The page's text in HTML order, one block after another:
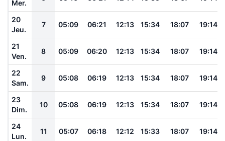
Mer.
20
Jeu.
7 05:09 06:21 12:13 15:34 18:07 19:14
21
Ven.
8 05:09 06:20 12:13 15:34 18:07 19:14
22
Sam.
9 05:08 06:19 12:13 15:34 18:07 19:14
23
Dim.
10 05:08 06:19 12:13 15:34 18:07 19:14
24
Lun.
11 05:07 06:18 12:12 15:33 18:07 19:14